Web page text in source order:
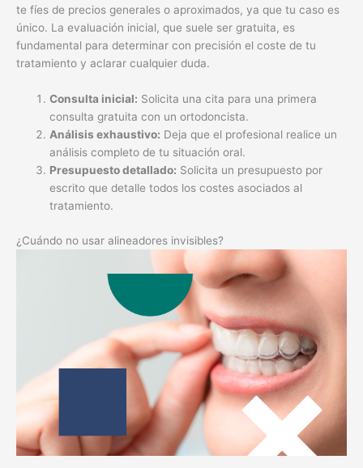
te fíes de precios generales o aproximados, ya que tu caso es
único. La evaluación inicial, que suele ser gratuita, es
fundamental para determinar con precisión el coste de tu
tratamiento y aclarar cualquier duda.
Consulta inicial: Solicita una cita para una primera
consulta gratuita con un ortodoncista.
Análisis exhaustivo: Deja que el profesional realice un
análisis completo de tu situación oral.
Presupuesto detallado: Solicita un presupuesto por
escrito que detalle todos los costes asociados al
tratamiento.
¿Cuándo no usar alineadores invisibles?